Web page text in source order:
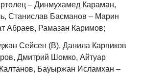
– Динмухамед Караман,
Станислав Басманов – Марин
Абраев, Рамазан Каримов;
Сейсен (В), Данила Карпиков
Дмитрий Шомко, Айтуар
Бауыржан Исламхан –